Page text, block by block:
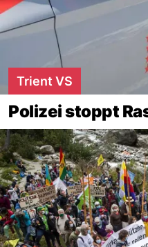
Trient VS
Polizei stoppt